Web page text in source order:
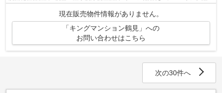
え
現在販売物件情報がありません。
「キングマンション鶴見」への
お問い合わせはこちら
次の30件へ